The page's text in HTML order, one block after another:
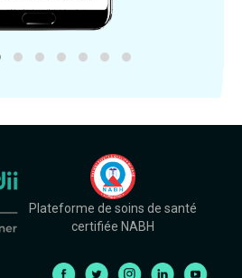
Plateforme de soins de santé
certifiée NABH